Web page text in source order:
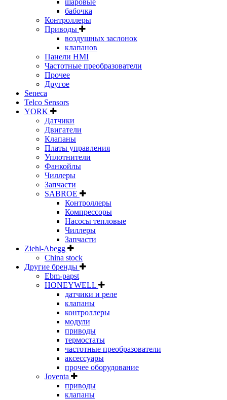
шаровые
бабочка
Контроллеры
Приводы
воздушных заслонок
клапанов
Панели HMI
Частотные преобразователи
Прочее
Другое
Seneca
Telco Sensors
YORK
Датчики
Двигатели
Клапаны
Платы управления
Уплотнители
Фанкойлы
Чиллеры
Запчасти
SABROE
Контроллеры
Компрессоры
Насосы тепловые
Чиллеры
Запчасти
Ziehl-Abegg
China stock
Другие бренды
Ebm-papst
HONEYWELL
датчики и реле
клапаны
контроллеры
модули
приводы
термостаты
частотные преобразователи
аксессуары
прочее оборудование
Joventa
приводы
клапаны